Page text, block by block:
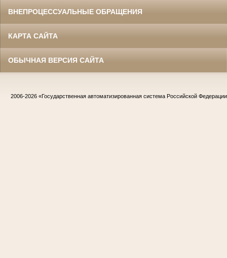
ВНЕПРОЦЕССУАЛЬНЫЕ ОБРАЩЕНИЯ
КАРТА САЙТА
ОБЫЧНАЯ ВЕРСИЯ САЙТА
2006-2026 «Государственная автоматизированная система Российской